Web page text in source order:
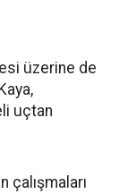
üzerine de
uçtan
çalışmaları